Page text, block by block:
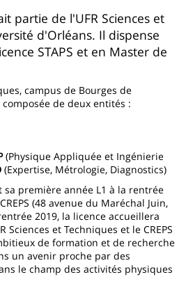
partie de l'UFR Sciences et
d'Orléans. Il dispense
STAPS et en Master de
campus de Bourges de
composée de deux entités :
(Physique Appliquée et Ingénierie
(Expertise, Métrologie, Diagnostics)
sa première année L1 à la rentrée
(48 avenue du Maréchal Juin,
2019, la licence accueillera
Sciences et Techniques et le CREPS
de formation et de recherche
un avenir proche par des
le champ des activités physiques